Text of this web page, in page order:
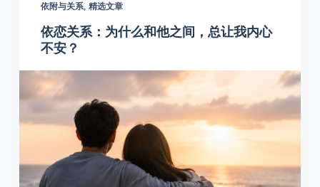
依附与关系, 精选文章
依恋关系：为什么和他之间，总让我内心
不安？